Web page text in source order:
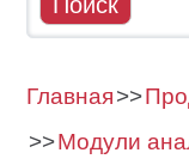
Главная
Модули